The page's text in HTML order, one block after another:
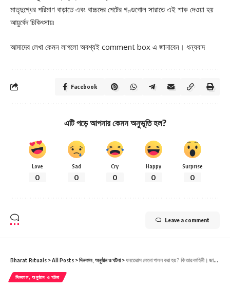
মাতৃদুগ্ধের পরিমাণ বাড়াতে এবং বাচ্চদের পেটের গণ্ডগোল সারাতে এই শাক দেওয়া হয়
আয়ুর্বেদ চিকিৎসায়৷
আমাদের লেখা কেমন লাগলো অবশ্যই comment box এ জানাবেন। ধন্যবাদ
Facebook
এটি পড়ে আপনার কেমন অনুভূতি হল?
Love
0
Sad
0
Cry
0
Happy
0
Surprise
0
Leave a comment
Bharat Rituals >All Posts >দিনকাল, অনুষ্ঠান ও ঘটনা>ধনতেরাস কেনো পালন করা হয় ? কি তার কাহিনী। জানুন এই উৎসবের গুরুত্ব
দিনকাল, অনুষ্ঠান ও ঘটনা